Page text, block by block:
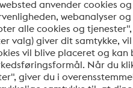
med meget gode
Impax Supreme
Tidsbesparende, fx ingen ventetid på
med deraf